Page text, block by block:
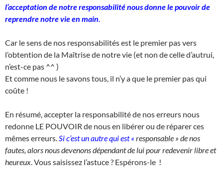
l’acceptation de notre responsabilité nous donne le pouvoir de
reprendre notre vie en main
Car le sens de nos responsabilités est le premier pas vers
l’obtention de la Maîtrise de notre vie (et non de celle d’autrui,
n’est-ce pas ^^ )
Et comme nous le savons tous, il n’y a que le premier pas qui
coûte !
En résumé, accepter la responsabilité de nos erreurs nous
redonne LE POUVOIR de nous en libérer ou de réparer ces
mêmes erreurs. Si c’est un autre qui est « responsable » de nos
fautes, alors nous devenons dépendant de lui pour redevenir libre et
heureux . Vous saisissez l’astuce ? Espérons-le !